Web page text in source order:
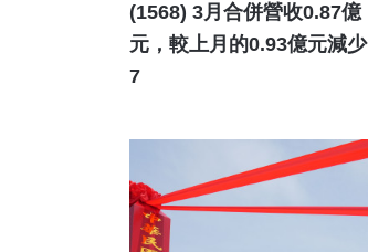
(1568) 3月合併營收0.87億
元，較上月的0.93億元減少
7